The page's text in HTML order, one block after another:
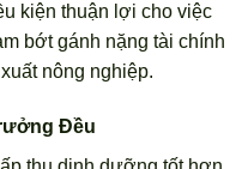
kiện thuận lợi cho việc
bớt gánh nặng tài chính
nông nghiệp.
Đều